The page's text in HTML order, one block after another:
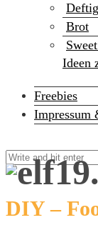
Brot
Ideen
Freebies
Impressum
DIY –